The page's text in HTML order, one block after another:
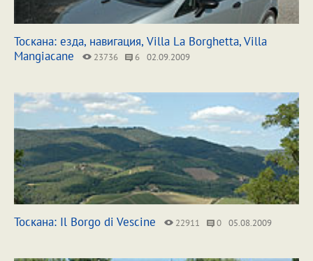
Тоскана: езда, навигация, Villa La Borghetta, Villa
Mangiacane
23736 6 02.09.2009
Тоскана: Il Borgo di Vescine 22911 0 05.08.2009